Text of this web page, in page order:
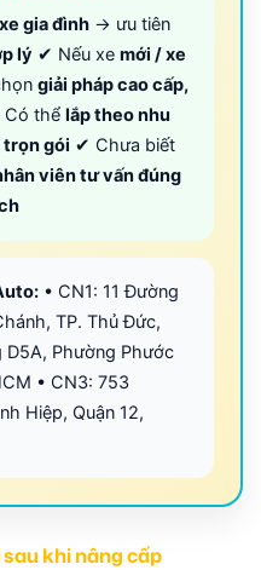
gia đình → ưu tiên
lý ✔ Nếu xe mới / xe
giải pháp cao cấp,
thể lắp theo nhu
trọn gói ✔ Chưa biết
viên tư vấn đúng
• CN1: 11 Đường
TP. Thủ Đức,
Phường Phước
• CN3: 753
Hiệp, Quận 12,
khi nâng cấp